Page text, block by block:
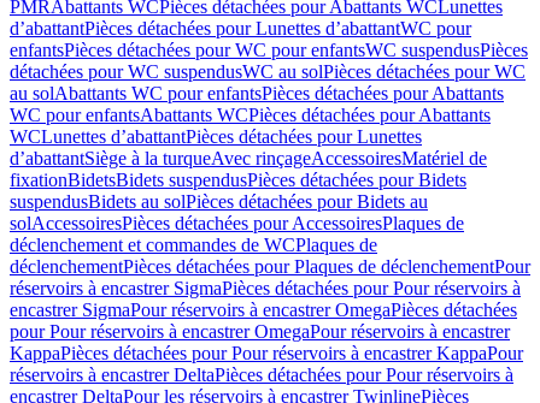
PMRAbattants WCPièces détachées pour Abattants WCLunettes
d’abattantPièces détachées pour Lunettes d’abattantWC pour
enfantsPièces détachées pour WC pour enfantsWC suspendusPièces
détachées pour WC suspendusWC au solPièces détachées pour WC
au solAbattants WC pour enfantsPièces détachées pour Abattants
WC pour enfantsAbattants WCPièces détachées pour Abattants
WCLunettes d’abattantPièces détachées pour Lunettes
d’abattantSiège à la turqueAvec rinçageAccessoiresMatériel de
fixationBidetsBidets suspendusPièces détachées pour Bidets
suspendusBidets au solPièces détachées pour Bidets au
solAccessoiresPièces détachées pour AccessoiresPlaques de
déclenchement et commandes de WCPlaques de
déclenchementPièces détachées pour Plaques de déclenchementPour
réservoirs à encastrer SigmaPièces détachées pour Pour réservoirs à
encastrer SigmaPour réservoirs à encastrer OmegaPièces détachées
pour Pour réservoirs à encastrer OmegaPour réservoirs à encastrer
KappaPièces détachées pour Pour réservoirs à encastrer KappaPour
réservoirs à encastrer DeltaPièces détachées pour Pour réservoirs à
encastrer DeltaPour les réservoirs à encastrer TwinlinePièces